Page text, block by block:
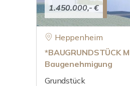
1.450.000,- €
Heppenheim
*BAUGRUNDSTÜCK
Baugenehmigung
Grundstück